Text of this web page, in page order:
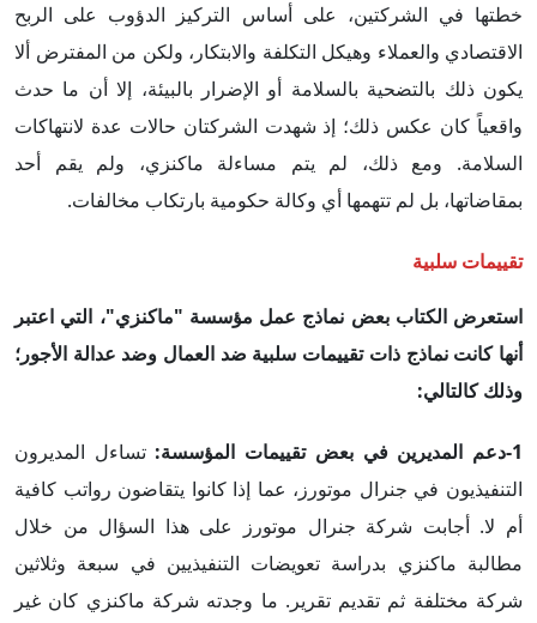
خطتها في الشركتين، على أساس التركيز الدؤوب على الربح
الاقتصادي والعملاء وهيكل التكلفة والابتكار، ولكن من المفترض ألا
يكون ذلك بالتضحية بالسلامة أو الإضرار بالبيئة، إلا أن ما حدث
واقعياً كان عكس ذلك؛ إذ شهدت الشركتان حالات عدة لانتهاكات
السلامة. ومع ذلك، لم يتم مساءلة ماكنزي، ولم يقم أحد
بمقاضاتها، بل لم تتهمها أي وكالة حكومية بارتكاب مخالفات.
تقييمات سلبية
استعرض الكتاب بعض نماذج عمل مؤسسة "ماكنزي"، التي اعتبر
أنها كانت نماذج ذات تقييمات سلبية ضد العمال وضد عدالة الأجور؛
وذلك كالتالي:
1-دعم المديرين في بعض تقييمات المؤسسة : تساءل المديرون
التنفيذيون في جنرال موتورز، عما إذا كانوا يتقاضون رواتب كافية
أم لا. أجابت شركة جنرال موتورز على هذا السؤال من خلال
مطالبة ماكنزي بدراسة تعويضات التنفيذيين في سبعة وثلاثين
شركة مختلفة ثم تقديم تقرير. ما وجدته شركة ماكنزي كان غير